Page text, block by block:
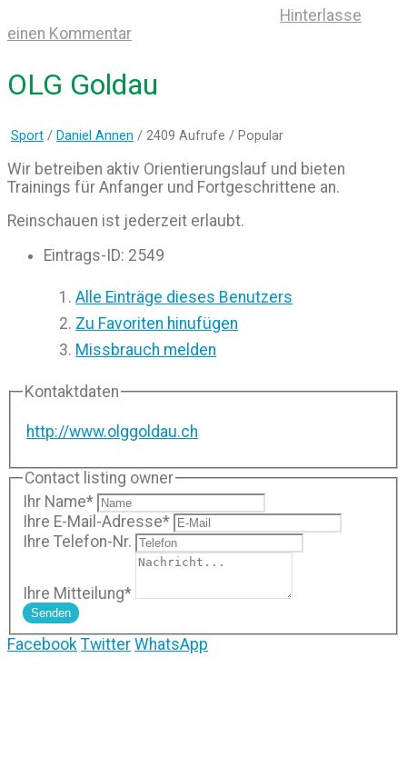
Hinterlasse
einen Kommentar
OLG Goldau
Sport / Daniel Annen / 2409 Aufrufe / Popular
Wir betreiben aktiv Orientierungslauf und bieten
Trainings für Anfanger und Fortgeschrittene an.
Reinschauen ist jederzeit erlaubt.
Eintrags-ID: 2549
Alle Einträge dieses Benutzers
Zu Favoriten hinufügen
Missbrauch melden
Kontaktdaten
http://www.olggoldau.ch
Contact listing owner
Ihr Name*
Ihre E-Mail-Adresse*
Ihre Telefon-Nr.
Ihre Mitteilung*
Senden
Facebook Twitter WhatsApp